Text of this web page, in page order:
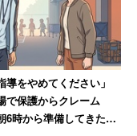
ものではないかと
さんいるのです。
以上、「誰も傷つ
うナイーブな気持
考で「落とす」こ
導をやめてください」
で保護からクレーム
6時から準備してきた部